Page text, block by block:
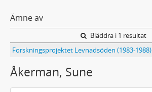
Ämne av
Bläddra i 1 resultat
Forskningsprojektet Levnadsöden (1983-1988)
Åkerman, Sune